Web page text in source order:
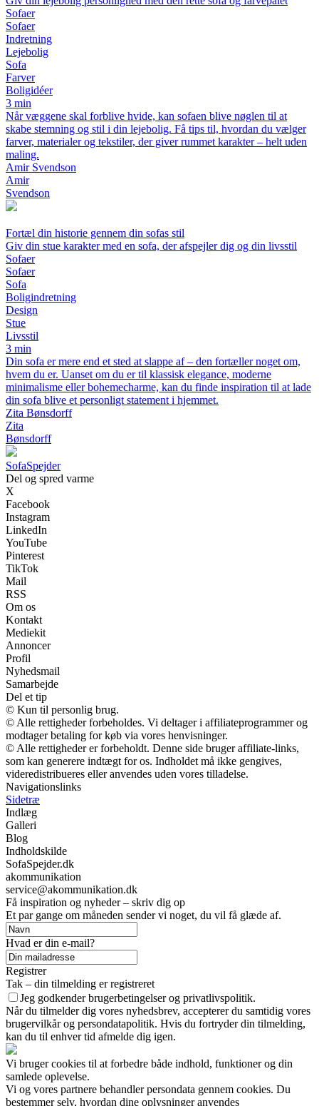
Sofaer
Sofaer
Indretning
Lejebolig
Sofa
Farver
Boligidéer
3 min
Når væggene skal forblive hvide, kan sofaen blive nøglen til at
skabe stemning og stil i din lejebolig. Få tips til, hvordan du vælger
farver, materialer og tekstiler, der giver rummet karakter – helt uden
maling.
Amir Svendson
Amir
Svendson
Fortæl din historie gennem din sofas stil
Giv din stue karakter med en sofa, der afspejler dig og din livsstil
Sofaer
Sofaer
Sofa
Boligindretning
Design
Stue
Livsstil
3 min
Din sofa er mere end et sted at slappe af – den fortæller noget om,
hvem du er. Uanset om du er til klassisk elegance, moderne
minimalisme eller bohemecharme, kan du finde inspiration til at lade
din sofa blive et personligt statement i hjemmet.
Zita Bønsdorff
Zita
Bønsdorff
SofaSpejder
Del og spred varme
X
Facebook
Instagram
LinkedIn
YouTube
Pinterest
TikTok
Mail
RSS
Om os
Kontakt
Mediekit
Annoncer
Profil
Nyhedsmail
Samarbejde
Del et tip
© Kun til personlig brug.
© Alle rettigheder forbeholdes. Vi deltager i affiliateprogrammer og
modtager betaling for køb via vores henvisninger.
© Alle rettigheder er forbeholdt. Denne side bruger affiliate-links,
som kan generere indtægt for os. Indholdet må ikke gengives,
videredistribueres eller anvendes uden vores tilladelse.
Navigationslinks
Sidetræ
Indlæg
Galleri
Blog
Indholdskilde
SofaSpejder.dk
akommunikation
service@akommunikation.dk
Få inspiration og nyheder – skriv dig op
Et par gange om måneden sender vi noget, du vil få glæde af.
Hvad er din e-mail?
Registrer
Tak – din tilmelding er registreret
Jeg godkender brugerbetingelser og privatlivspolitik.
Når du tilmelder dig vores nyhedsbrev, accepterer du samtidig vores
brugervilkår og persondatapolitik. Hvis du fortryder din tilmelding,
kan du til enhver tid afmelde dig igen.
Vi bruger cookies til at forbedre både indhold, funktioner og din
samlede oplevelse.
Vi og vores partnere behandler persondata gennem cookies. Du
bestemmer selv, hvordan dine oplysninger anvendes